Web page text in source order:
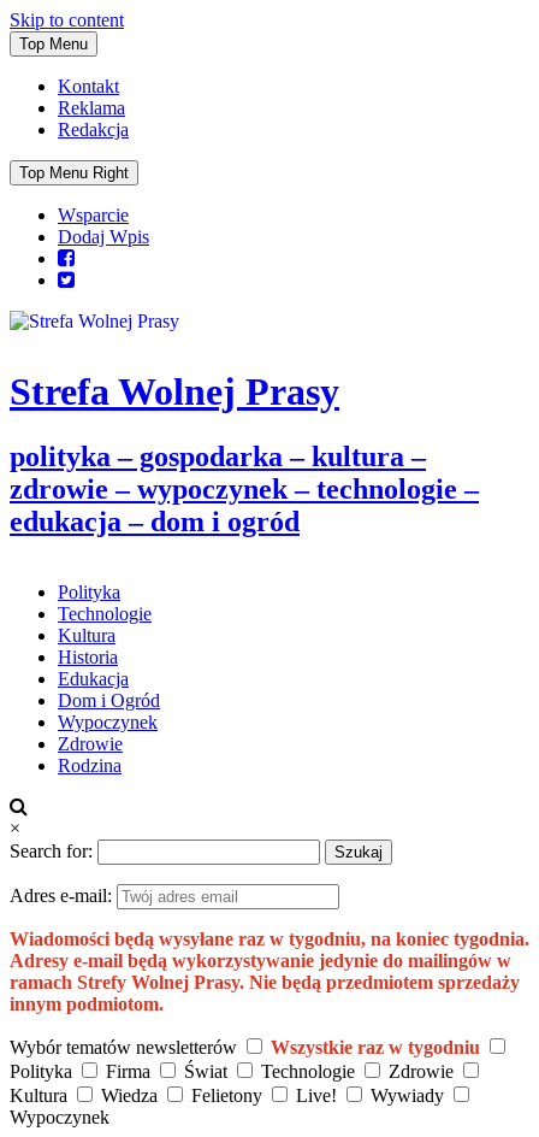
Skip to content
Top Menu
Kontakt
Reklama
Redakcja
Top Menu Right
Wsparcie
Dodaj Wpis
Strefa Wolnej Prasy
polityka – gospodarka – kultura –
zdrowie – wypoczynek – technologie –
edukacja – dom i ogród
Polityka
Technologie
Kultura
Historia
Edukacja
Dom i Ogród
Wypoczynek
Zdrowie
Rodzina
×
Search for:
Adres e-mail:
Wiadomości będą wysyłane raz w tygodniu, na koniec tygodnia.
Adresy e-mail będą wykorzystywanie jedynie do mailingów w
ramach Strefy Wolnej Prasy. Nie będą przedmiotem sprzedaży
innym podmiotom.
Wybór tematów newsletterów
Wszystkie raz w tygodniu
Polityka
Firma Świat Technologie
Zdrowie
Kultura
Wiedza Felietony Live!
Wywiady
Wypoczynek